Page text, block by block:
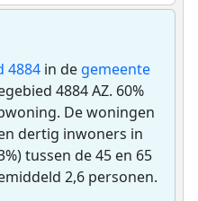
4884 in de gemeente
4884 AZ. 60%
De woningen
dertig inwoners in
tussen de 45 en 65
2,6 personen.